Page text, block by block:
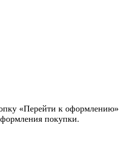
«Перейти к оформлению»
оформления покупки.